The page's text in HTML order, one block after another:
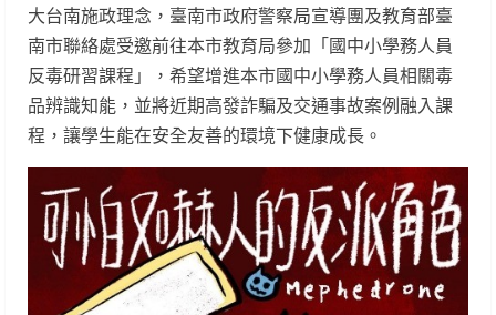
大台南施政理念，臺南市政府警察局宣導團及教育部臺
南市聯絡處受邀前往本市教育局參加「國中小學務人員
反毒研習課程」，希望增進本市國中小學務人員相關毒
品辨識知能，並將近期高發詐騙及交通事故案例融入課
程，讓學生能在安全友善的環境下健康成長。